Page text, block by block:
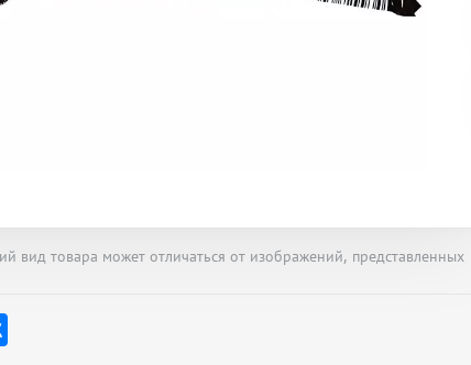
вид товара может отличаться от изображений, представленных